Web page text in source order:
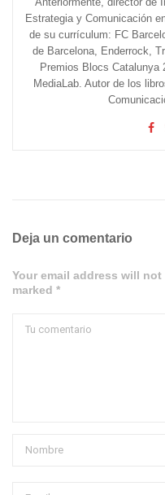
Estrategia y Comunicación
de su currículum: FC
de Barcelona, Enderrock,
Premios Blocs Catalunya
MediaLab. Autor de los
Deja un comentario
Your email address will
marked *